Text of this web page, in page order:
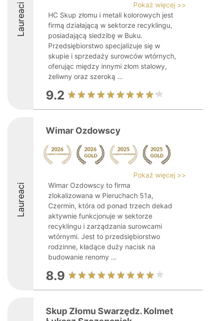
Laureaci
Pokaż więcej >>
HC Skup złomu i metali kolorowych jest
firmą działającą w sektorze recyklingu,
posiadającą siedzibę w Buku.
Przedsiębiorstwo specjalizuje się w
skupie i sprzedaży surowców wtórnych,
oferując między innymi złom stalowy,
żeliwny oraz szeroką ...
9.2
Laureaci
Wimar Ozdowscy
Pokaż więcej >>
Wimar Ozdowscy to firma
zlokalizowana w Pieruchach 51a,
Czermin, która od ponad trzech dekad
aktywnie funkcjonuje w sektorze
recyklingu i zarządzania surowcami
wtórnymi. Jest to przedsiębiorstwo
rodzinne, kładące duży nacisk na
budowanie renomy ...
8.9
Skup Złomu Swarzędz. Kolmet